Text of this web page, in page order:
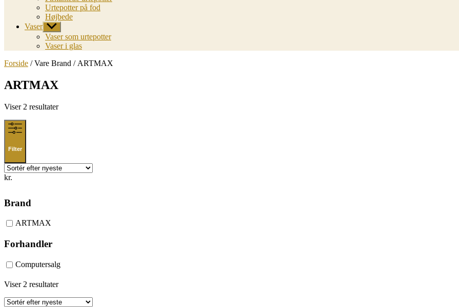
Urtepotter på fod
Højbede
Vaser Vis
undermenu
Vaser som urtepotter
Vaser i glas
Forside / Vare Brand / ARTMAX
ARTMAX
Viser 2 resultaterSorted
Filter
kr.
Brand
ARTMAX
Forhandler
Computersalg
Viser 2 resultaterSorted
latest